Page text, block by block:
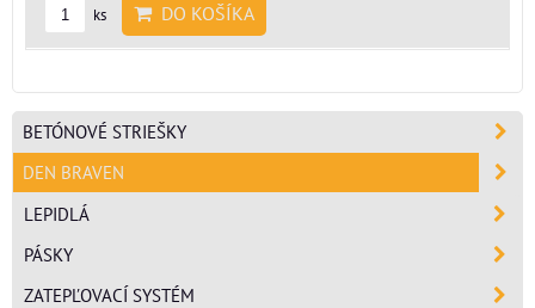
ks DO KOŠÍKA
BETÓNOVÉ STRIEŠKY
DEN BRAVEN
LEPIDLÁ
PÁSKY
ZATEPĽOVACÍ SYSTÉM